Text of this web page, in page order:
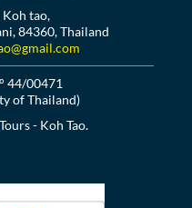
tao,
84360, Thailand
44/00471
of Thailand)
- Koh Tao.